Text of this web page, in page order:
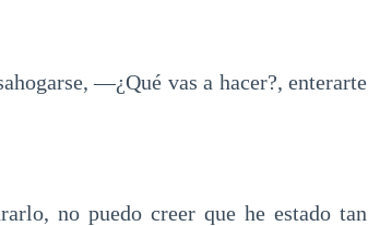
—¿Qué vas a hacer?, enterarte
no puedo creer que he estado tan